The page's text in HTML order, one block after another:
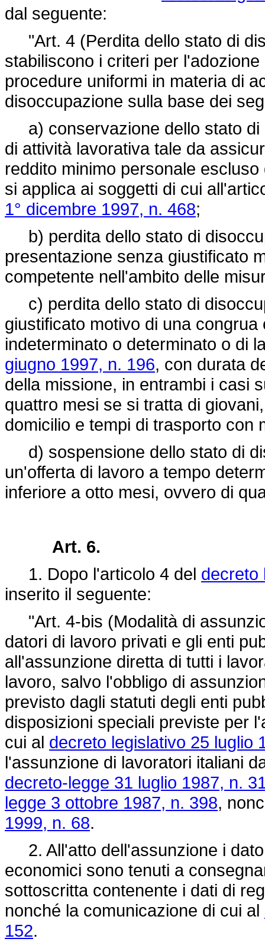
dal seguente:
"Art. 4 (Perdita dello stato di
stabiliscono i criteri per
procedure uniformi in materia di
disoccupazione sulla base dei
a) conservazione dello stato di
di attività lavorativa tale da
reddito minimo personale
si applica ai soggetti di cui
1° dicembre 1997, n. 468;
b) perdita dello stato di
presentazione senza giustificato
competente nell'ambito delle
c) perdita dello stato di
giustificato motivo di una
indeterminato o determinato o di
giugno 1997, n. 196, con durata
della missione, in entrambi i casi
quattro mesi se si tratta di
domicilio e tempi di trasporto con
d) sospensione dello stato di
un'offerta di lavoro a tempo
inferiore a otto mesi, ovvero di
Art. 6.
1. Dopo l'articolo 4 del decreto
inserito il seguente:
"Art. 4-bis (Modalità di
datori di lavoro privati e gli enti
all'assunzione diretta di tutti i
lavoro, salvo l'obbligo di
previsto dagli statuti degli enti
disposizioni speciali previste per
cui al decreto legislativo 25 luglio
l'assunzione di lavoratori italiani
decreto-legge 31 luglio 1987, n.
legge 3 ottobre 1987, n. 398,
1999, n. 68.
2. All'atto dell'assunzione i
economici sono tenuti a
sottoscritta contenente i dati di
nonché la comunicazione di cui al
152.